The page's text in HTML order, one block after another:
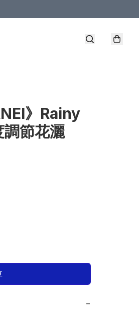
》Rainy
節花灑
−